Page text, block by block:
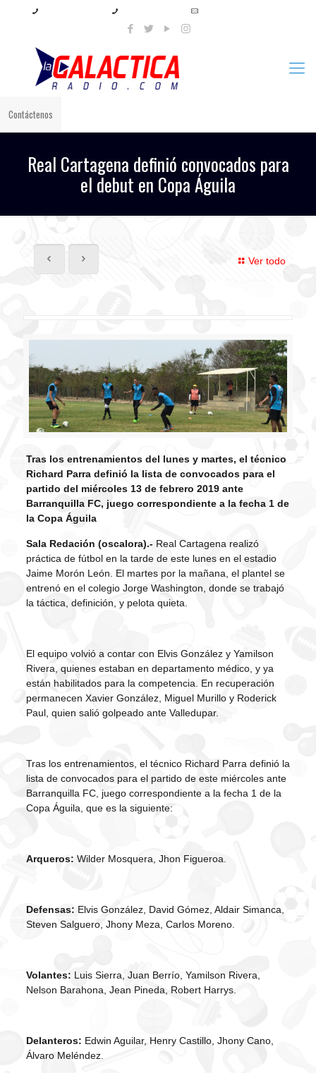
Contáctenos
Real Cartagena definió convocados para
el debut en Copa Águila
Ver todo
Tras los entrenamientos del lunes y martes, el técnico
Richard Parra definió la lista de convocados para el
partido del miércoles 13 de febrero 2019 ante
Barranquilla FC, juego correspondiente a la fecha 1 de
la Copa Águila
Sala Redación (oscalora).-Real Cartagena realizó
práctica de fútbol en la tarde de este lunes en el estadio
Jaime Morón León. El martes por la mañana, el plantel se
entrenó en el colegio Jorge Washington, donde se trabajó
la táctica, definición, y pelota quieta.
El equipo volvió a contar con Elvis González y Yamilson
Rivera, quienes estaban en departamento médico, y ya
están habilitados para la competencia. En recuperación
permanecen Xavier González, Miguel Murillo y Roderick
Paul, quien salió golpeado ante Valledupar.
Tras los entrenamientos, el técnico Richard Parra definió la
lista de convocados para el partido de este miércoles ante
Barranquilla FC, juego correspondiente a la fecha 1 de la
Copa Águila, que es la siguiente:
Arqueros: Wilder Mosquera, Jhon Figueroa.
Defensas: Elvis González, David Gómez, Aldair Simanca,
Steven Salguero, Jhony Meza, Carlos Moreno.
Volantes: Luis Sierra, Juan Berrío, Yamilson Rivera,
Nelson Barahona, Jean Pineda, Robert Harrys.
Delanteros: Edwin Aguilar, Henry Castillo, Jhony Cano,
Álvaro Meléndez.